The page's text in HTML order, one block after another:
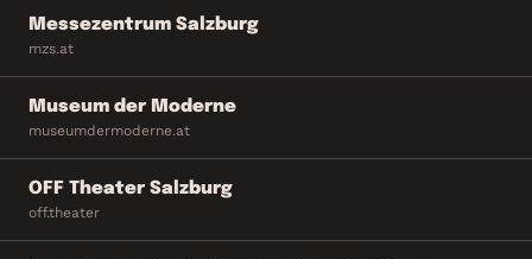
Messezentrum Salzburg
mzs.at
Museum der Moderne
museumdermoderne.at
OFF Theater Salzburg
off.theater